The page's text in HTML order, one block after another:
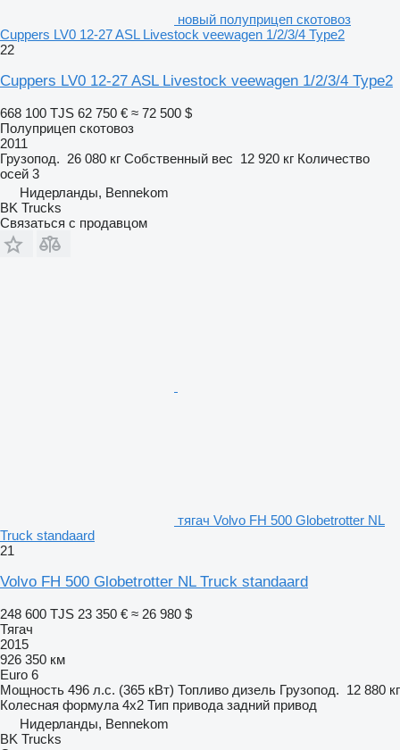
новый полуприцеп скотовоз
Cuppers LV0 12-27 ASL Livestock veewagen 1/2/3/4 Type2
22
Cuppers LV0 12-27 ASL Livestock veewagen 1/2/3/4 Type2
668 100 TJS 62 750 € ≈ 72 500 $
Полуприцеп скотовоз
2011
Грузопод. 26 080 кг Собственный вес 12 920 кг Количество
осей 3
Нидерланды, Bennekom
BK Trucks
Связаться с продавцом
тягач Volvo FH 500 Globetrotter NL
Truck standaard
21
Volvo FH 500 Globetrotter NL Truck standaard
248 600 TJS 23 350 € ≈ 26 980 $
Тягач
2015
926 350 км
Euro 6
Мощность 496 л.с. (365 кВт) Топливо дизель Грузопод. 12 880 кг
Колесная формула 4x2 Тип привода задний привод
Нидерланды, Bennekom
BK Trucks